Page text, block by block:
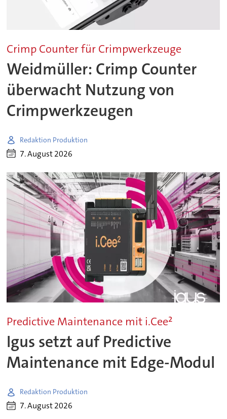
Crimp Counter für Crimpwerkzeuge
Weidmüller: Crimp Counter
überwacht Nutzung von
Crimpwerkzeugen
Redaktion Produktion
7. August 2026
Predictive Maintenance mit i.Cee²
Igus setzt auf Predictive
Maintenance mit Edge-Modul
Redaktion Produktion
7. August 2026